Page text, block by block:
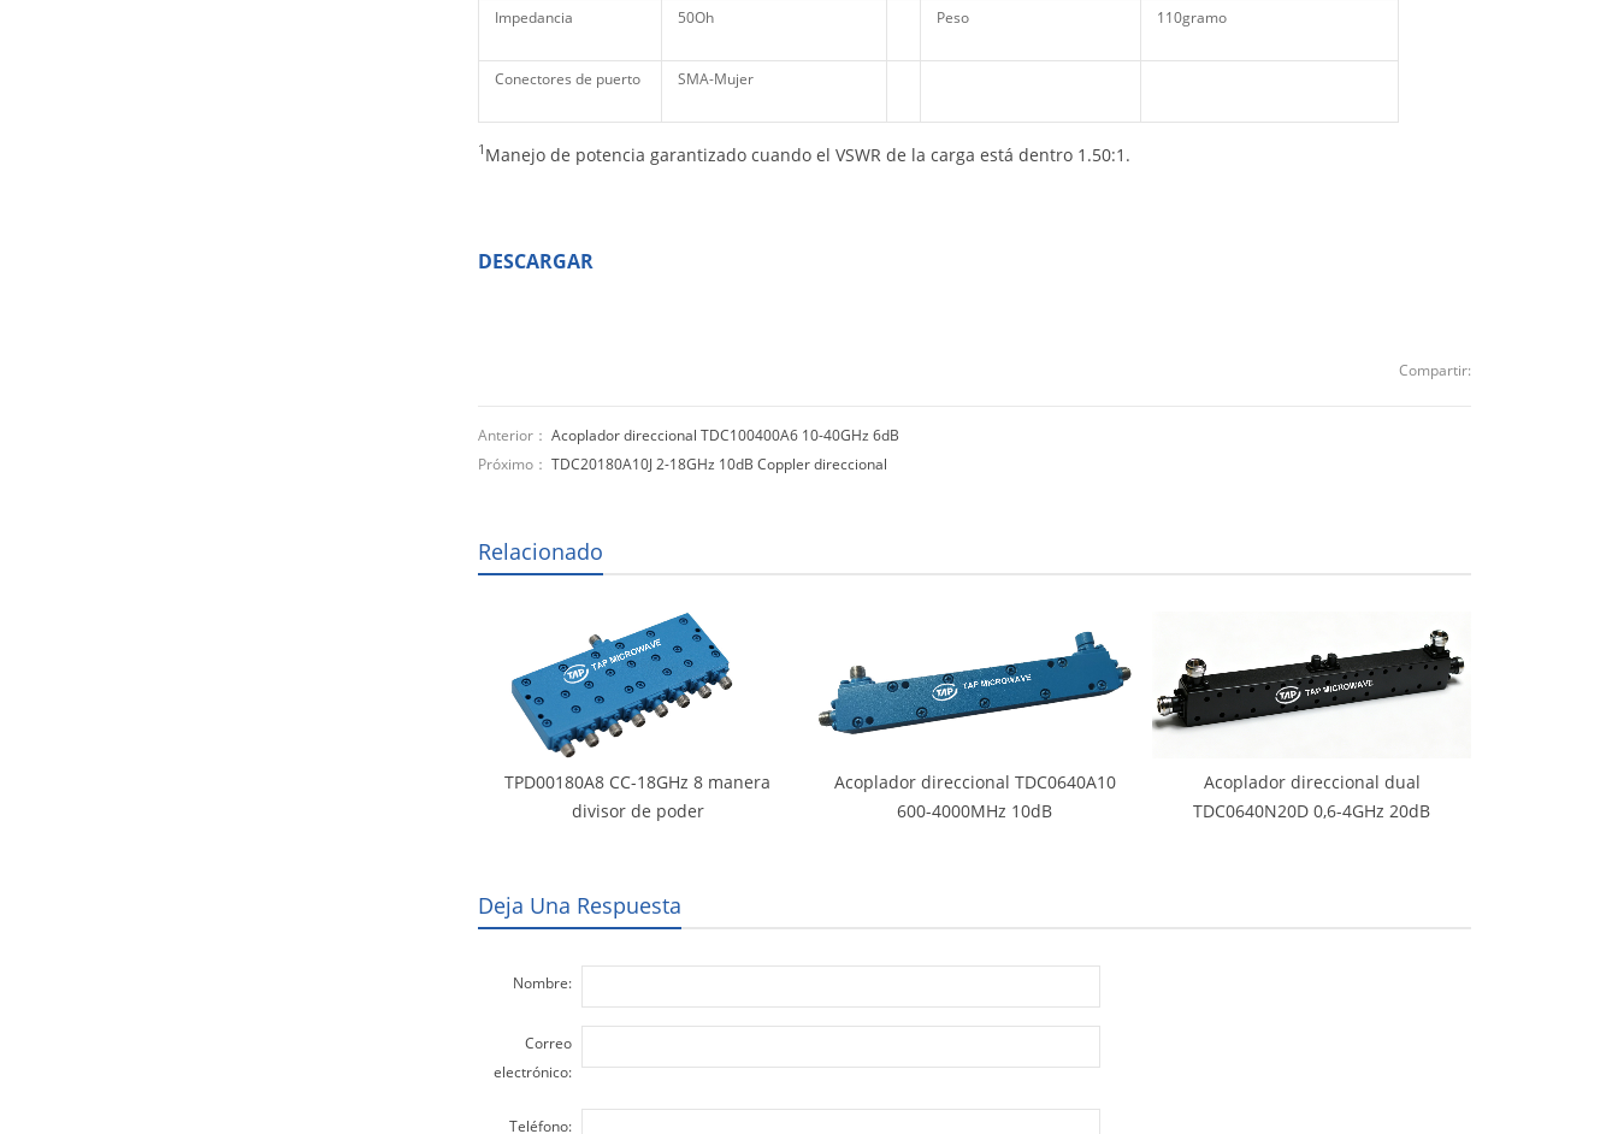
Impedancia 50Oh Peso 110gramo
Conectores de puerto SMA-Mujer
1 Manejo de potencia garantizado cuando el VSWR de la carga está dentro 1.50:1.
DESCARGAR
Compartir:
Anterior： Acoplador direccional TDC100400A6 10-40GHz 6dB
Próximo： TDC20180A10J 2-18GHz 10dB Coppler direccional
Relacionado
TPD00180A8 CC-18GHz 8 manera
divisor de poder
Acoplador direccional TDC0640A10
600-4000MHz 10dB
Acoplador direccional dual
TDC0640N20D 0,6-4GHz 20dB
Deja Una Respuesta
Nombre:
Correo
electrónico:
Teléfono: